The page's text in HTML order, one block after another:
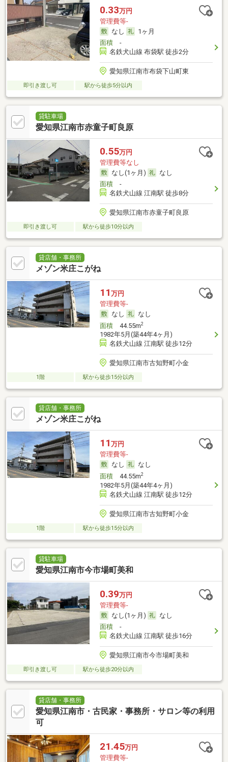
0.33万円
管理費等-
なし
1ヶ月
面積-
名鉄犬山線 布袋駅 徒歩2分
愛知県江南市布袋下山町東
即引き渡し可 駅から徒歩5分以内
貸駐車場
愛知県江南市赤童子町良原
0.55万円
管理費等なし
なし(1ヶ月)
なし
面積-
名鉄犬山線 江南駅 徒歩8分
愛知県江南市赤童子町良原
即引き渡し可 駅から徒歩10分以内
貸店舗・事務所
メゾン米庄こがね
11 万円
管理費等-
なし
なし
面積44.55m2
1982年5月(築44年4ヶ月)
名鉄犬山線 江南駅 徒歩12分
愛知県江南市古知野町小金
1階 駅から徒歩15分以内
貸店舗・事務所
メゾン米庄こがね
11 万円
管理費等-
なし
なし
面積44.55m2
1982年5月(築44年4ヶ月)
名鉄犬山線 江南駅 徒歩12分
愛知県江南市古知野町小金
1階 駅から徒歩15分以内
貸駐車場
愛知県江南市今市場町美和
0.39万円
管理費等-
なし(1ヶ月)
なし
面積-
名鉄犬山線 江南駅 徒歩16分
愛知県江南市今市場町美和
即引き渡し可 駅から徒歩20分以内
貸店舗・事務所
愛知県江南市・古民家・事務所・サロン等の利用
可
21.45万円
管理費等-